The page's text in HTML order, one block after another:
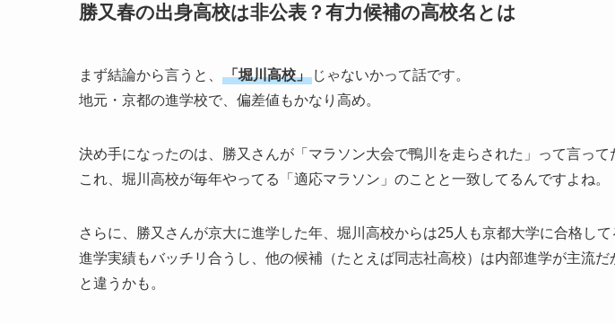
勝又春の出身高校は非公表？有力候補の高校名とは
まず結論から言うと、 「堀川高校」 じゃないかって話です。
地元・京都の進学校で、偏差値もかなり高め。
決め手になったのは、勝又さんが「マラソン大会で鴨川を走らされた」って言って
これ、堀川高校が毎年やってる「適応マラソン」のことと一致してるんですよね。
さらに、勝又さんが京大に進学した年、堀川高校からは25人も京都大学に合格して
進学実績もバッチリ合うし、他の候補（たとえば同志社高校）は内部進学が主流
と違うかも。